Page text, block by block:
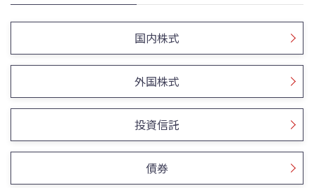
国内株式
外国株式
投資信託
債券